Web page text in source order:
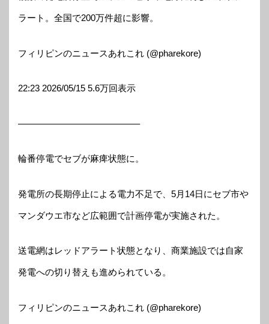
ラート。全国で200万件超に影響。
フィリピンのニュースあれこれ (@pharekore)
22:23 2026/05/15 5.6万回表示
—————————————–
輪番停電でセブが麻痺状態に。
発電所の長期停止による電力不足で、5月14日にセブ市や
マンダウエ市など広範囲で計画停電が実施された。
送電網はレッドアラート状態となり、商業施設では自家
発電への切り替えも進められている。
フィリピンのニュースあれこれ (@pharekore)